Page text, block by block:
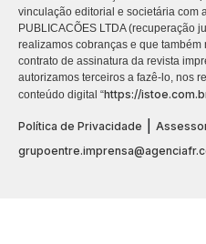
vinculação editorial e societária com
PUBLICACÕES LTDA (recuperação
realizamos cobranças e que
contrato de assinatura da revista
autorizamos terceiros a fazê-lo, nos
conteúdo digital “https://
Política de Privacidade